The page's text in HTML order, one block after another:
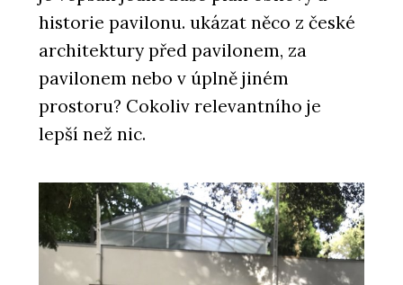
historie pavilonu. ukázat něco z české
architektury před pavilonem, za
pavilonem nebo v úplně jiném
prostoru? Cokoliv relevantního je
lepší než nic.